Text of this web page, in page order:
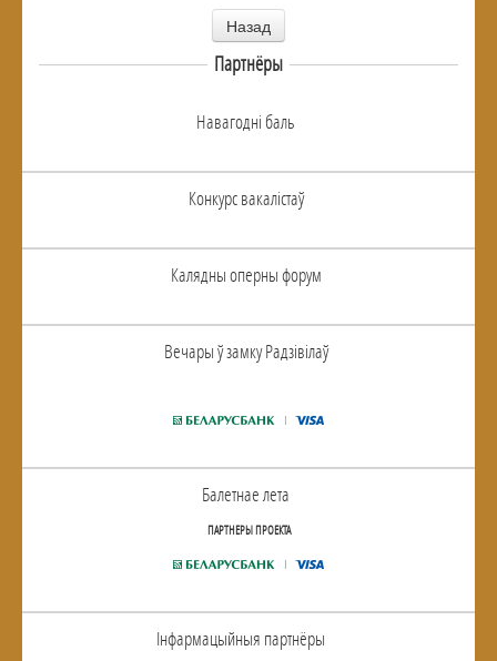
Назад
Партнёры
Навагоднi баль
Конкурс вакалiстаў
Калядны оперны форум
Вечары ў замку Радзiвiлаў
Балетнае лета
ПАРТНЕРЫ ПРОЕКТА
Інфармацыйныя партнёры